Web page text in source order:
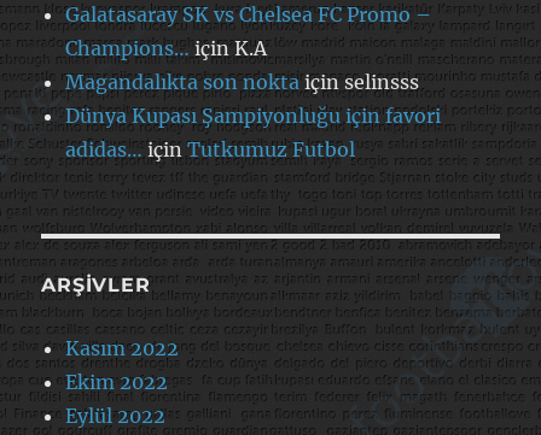
Galatasaray SK vs Chelsea FC Promo –
Champions… içinK.A
Magandalıkta son nokta içinselinsss
Dünya Kupası Şampiyonluğu için favori
adidas…içinTutkumuz Futbol
ARŞIVLER
Kasım 2022
Ekim 2022
Eylül 2022